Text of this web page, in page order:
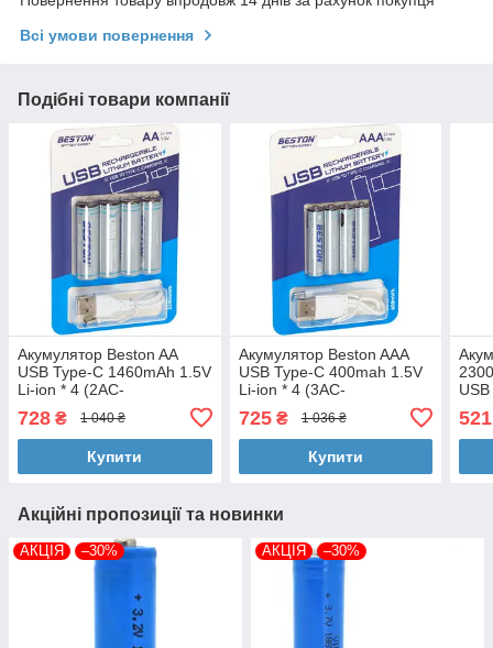
Всі умови повернення
Подібні товари компанії
Акумулятор Beston AA
USB Type-C 1460mAh 1.5V
Li-ion * 4 (2AC-
728 ₴ 1 040 ₴
Купити
Акумулятор Beston AAA
USB Type-C 400mah 1.5V
Li-ion * 4 (3AC-
725₴ 1 036 ₴
Купити
521
Акційні пропозиції та новинки
АКЦІЯ –30% АКЦІЯ –30%